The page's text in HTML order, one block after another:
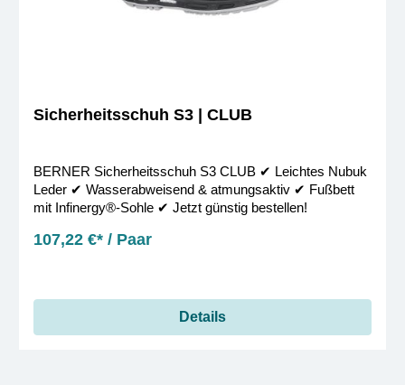
Sicherheitsschuh S3 | CLUB
BERNER Sicherheitsschuh S3 CLUB ✔︎ Leichtes Nubuk
Leder ✔︎ Wasserabweisend & atmungsaktiv ✔︎ Fußbett
mit Infinergy®-Sohle ✔︎ Jetzt günstig bestellen!
107,22 €* / Paar
Details